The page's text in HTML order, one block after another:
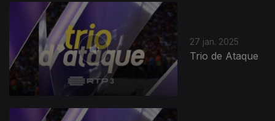
27 jan. 2025
Trio de Ataque